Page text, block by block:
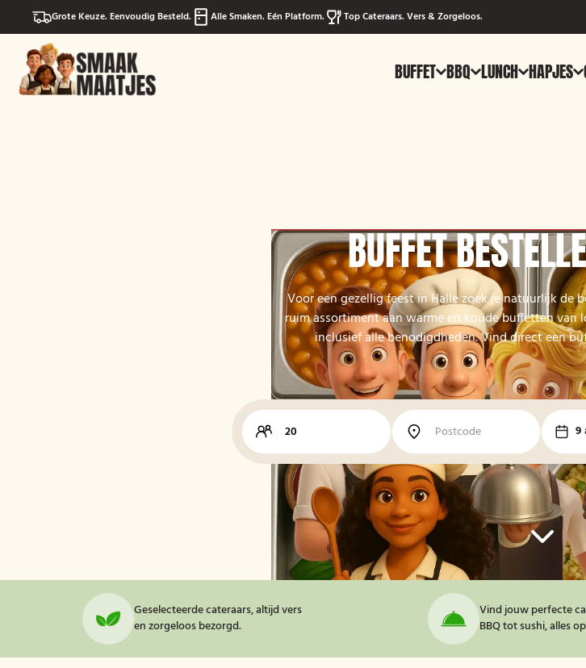
Grote Keuze. Eenvoudig Besteld. Alle Smaken. Eén Platform. Top Cateraars. Vers & Zorgeloos.
BUFFET BBQ LUNCH HAPJES
BUFFET
Voor een gezellig feest in Halle zoek je natuurlijk de
ruim assortiment aan warme en koude buffetten van
inclusief alle benodigdheden. Vind direct een
9
Geselecteerde cateraars, altijd vers
en zorgeloos bezorgd.
Vind jouw perfecte
BBQ tot sushi, alles